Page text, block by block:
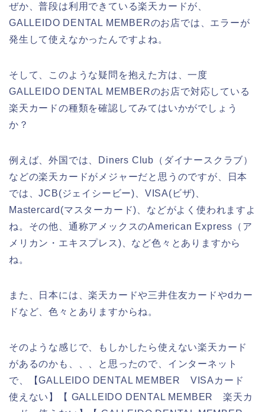
ぜか、普段は利用できている楽天カードが、
GALLEIDO DENTAL MEMBERのお店では、エラーが
発生して使えなかったんですよね。
そして、このような疑問を抱えた方は、一度
GALLEIDO DENTAL MEMBERのお店で対応している
楽天カードの種類を確認してみてはいかがでしょう
か？
例えば、外国では、Diners Club（ダイナースクラブ）
などの楽天カードがメジャーだと思うのですが、日本
では、JCB(ジェイシービー)、VISA(ビザ)、
Mastercard(マスターカード)、などがよく使われますよ
ね。その他、通称アメックスのAmerican Express（ア
メリカン・エキスプレス)、など色々とありますから
ね。
また、日本には、楽天カードや三井住友カードやdカー
ドなど、色々とありますからね。
そのような感じで、もしかしたら使えない楽天カード
があるのかも、、、と思ったので、インターネット
で、【GALLEIDO DENTAL MEMBER VISAカード
使えない】【 GALLEIDO DENTAL MEMBER 楽天カ